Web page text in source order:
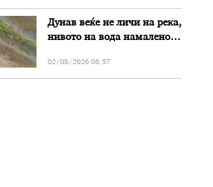
„Битола“, стои во
вештачењето на
обвинителството
Дунав веќе не личи на река,
нивото на вода намалено
Бугарија
02/08/2026 08:57